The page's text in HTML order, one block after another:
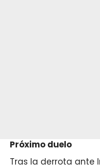
Próximo duelo
Tras la derrota ante